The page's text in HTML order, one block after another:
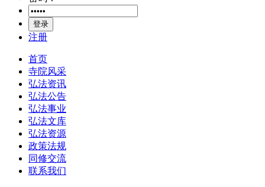
登录
注册
首页
寺院风采
弘法资讯
弘法公告
弘法事业
弘法文库
弘法资源
政策法规
同修交流
联系我们